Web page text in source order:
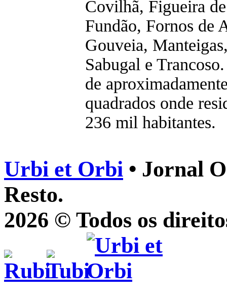
Covilhã, Figueira
Fundão, Fornos de
Gouveia,
Sabugal e
de
quadrados onde
236 mil habitantes.
Urbi et Orbi • Jornal
Resto.
2026 © Todos os